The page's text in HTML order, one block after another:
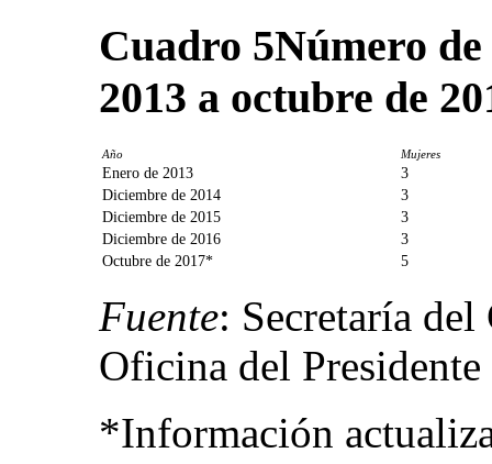
Cuadro 5Número
2013 a octubre de
Año Mujeres
Enero de 2013
3
Diciembre de 2014
3
Diciembre de 2015
3
Diciembre de 2016
3
Octubre de 2017*
5
Fuente: Secretaría
Oficina del
*Información